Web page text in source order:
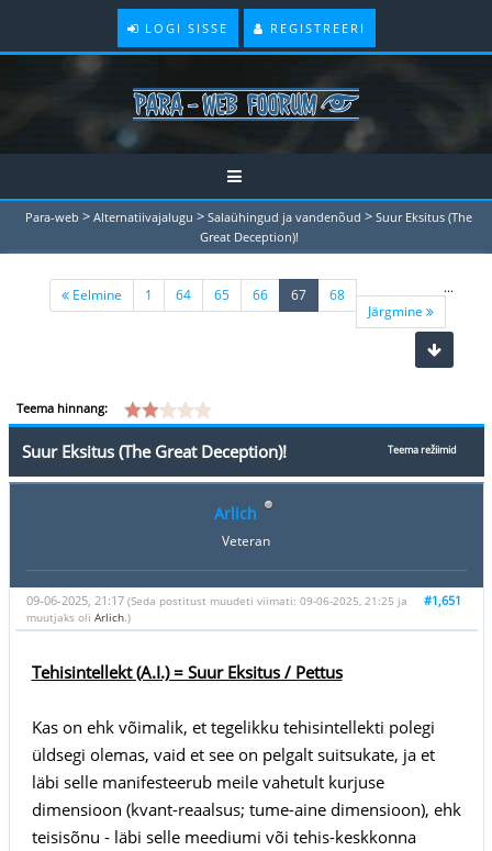
LOGI SISSE REGISTREERI
Para-web > Alternatiivajalugu > Salaühingud ja vandenõud > Suur Eksitus (The
Great Deception)!
Eelmine 1 ...
64 65 66 67(current)
68
Järgmine
Teema hinnang:
Teema režiimid
Suur Eksitus (The Great Deception)!
Arlich
Veteran
#1,651
09-06-2025, 21:17 (Seda postitust muudeti viimati: 09-06-2025, 21:25 ja
muutjaks oli Arlich.)
Tehisintellekt (A.I.) = Suur Eksitus / Pettus
Kas on ehk võimalik, et tegelikku tehisintellekti polegi
üldsegi olemas, vaid et see on pelgalt suitsukate, ja et
läbi selle manifesteerub meile vahetult kurjuse
dimensioon (kvant-reaalsus; tume-aine dimensioon), ehk
teisisõnu - läbi selle meediumi või tehis-keskkonna